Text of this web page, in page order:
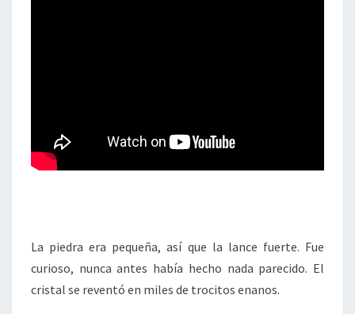
La piedra era pequeña, así que la lance fuerte. Fue
curioso, nunca antes había hecho nada parecido. El
cristal se reventó en miles de trocitos enanos.